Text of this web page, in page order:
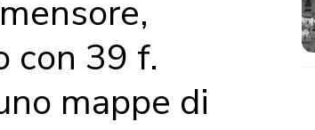
con 39 f.
mappe di